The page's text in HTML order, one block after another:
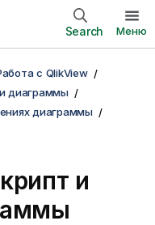
Search Меню
с QlikView
диаграммы
диаграммы
и